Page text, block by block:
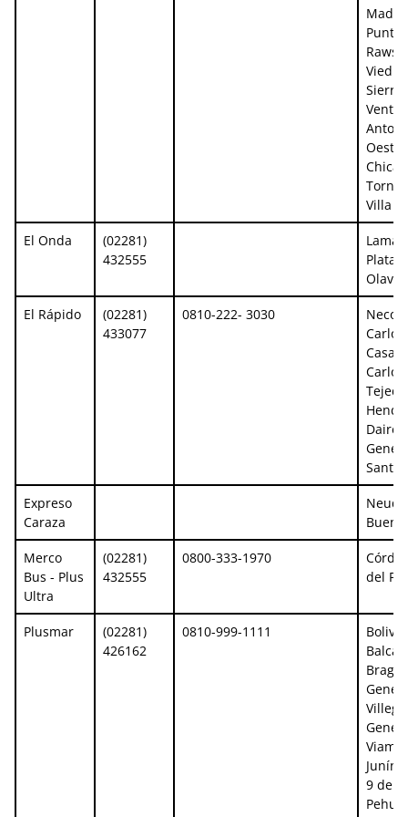
Punta
Sierra
Chica,
Villa
El Onda
(02281)
432555
Plata,
El Rápido
(02281)
433077
0810-222- 3030
Carlos
Carlos
Santa
Expreso
Caraza
Merco
Bus - Plus
Ultra
(02281)
432555
0800-333-1970
del
Plusmar
(02281)
426162
0810-999-1111
Junín,
9 de